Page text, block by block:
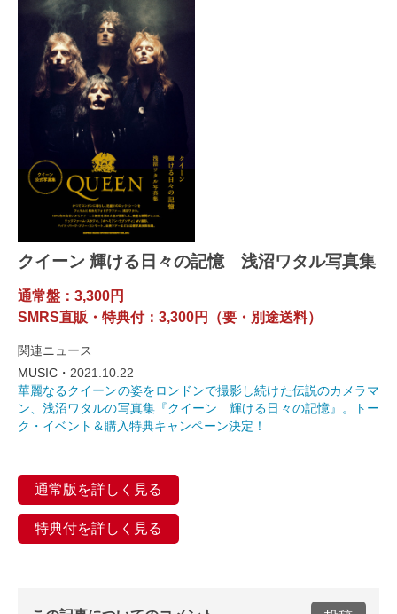
クイーン 輝ける日々の記憶 浅沼ワタル写真集
通常盤：3,300円
SMRS直販・特典付：3,300円（要・別途送料）
関連ニュース
MUSIC・ 2021.10.22
華麗なるクイーンの姿をロンドンで撮影し続けた伝説のカメラマ
ン、浅沼ワタルの写真集『クイーン 輝ける日々の記憶』。トー
ク・イベント＆購入特典キャンペーン決定！
通常版を詳しく見る
特典付を詳しく見る